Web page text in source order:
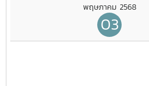
พฤษภาคม 2568
03